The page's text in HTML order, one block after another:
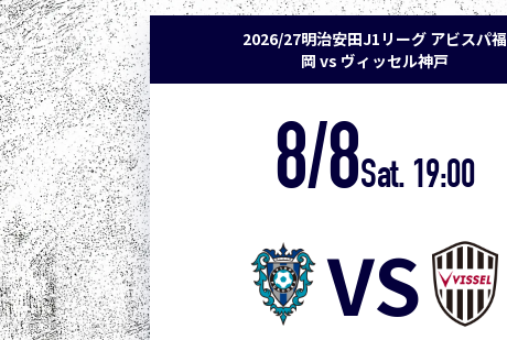
2026/27明治安田J1リーグ アビスパ福
岡 vs ヴィッセル神戸
8/8Sat. 19:00
VS